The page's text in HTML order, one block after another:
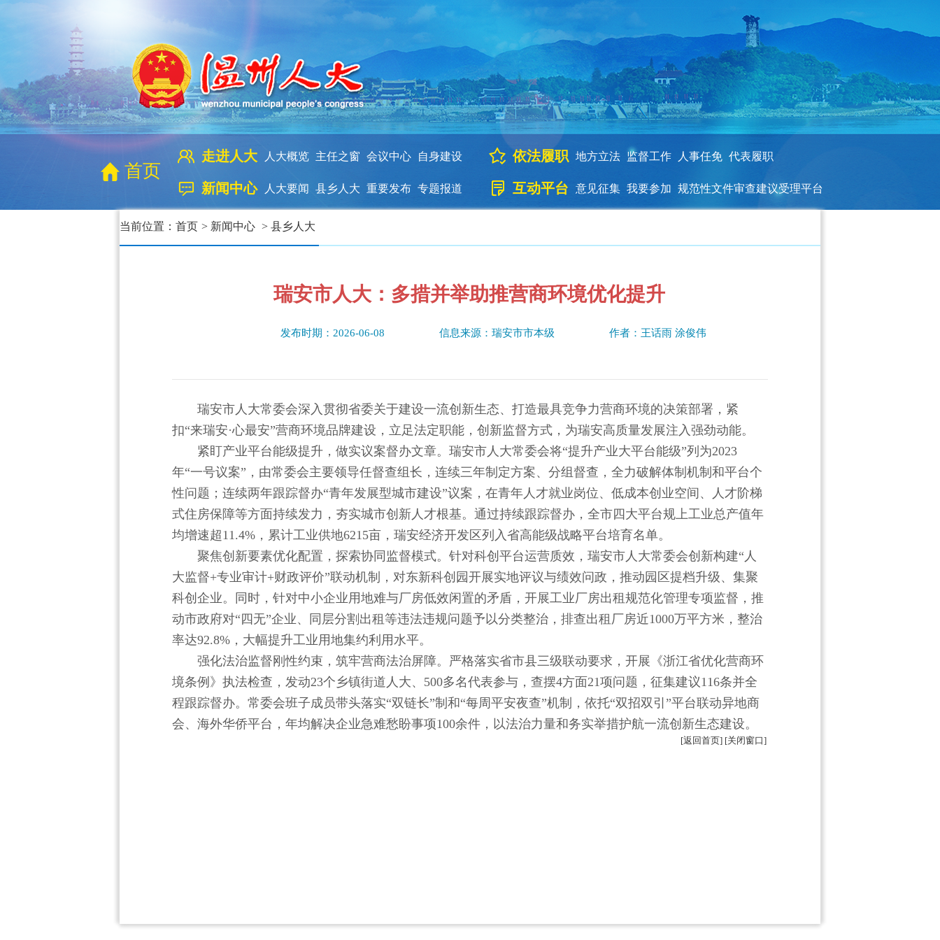
首页
走进人大 人大概览 主任之窗 会议中心 自身建设 依法履职 地方立法 监督工作 人事任免 代表履职
新闻中心 人大要闻 县乡人大 重要发布 专题报道 互动平台 意见征集 我要参加 规范性文件审查建议受理平台
当前位置： 首页 > 新闻中心 > 县乡人大
瑞安市人大：多措并举助推营商环境优化提升
发布时期：2026-06-08 信息来源：瑞安市市本级 作者：王话雨 涂俊伟
瑞安市人大常委会深入贯彻省委关于建设一流创新生态、打造最具竞争力营商环境的决策部署，紧
扣“来瑞安·心最安”营商环境品牌建设，立足法定职能，创新监督方式，为瑞安高质量发展注入强劲动能。
紧盯产业平台能级提升，做实议案督办文章。瑞安市人大常委会将“提升产业大平台能级”列为2023
年“一号议案”，由常委会主要领导任督查组长，连续三年制定方案、分组督查，全力破解体制机制和平台个
性问题；连续两年跟踪督办“青年发展型城市建设”议案，在青年人才就业岗位、低成本创业空间、人才阶梯
式住房保障等方面持续发力，夯实城市创新人才根基。通过持续跟踪督办，全市四大平台规上工业总产值年
均增速超11.4%，累计工业供地6215亩，瑞安经济开发区列入省高能级战略平台培育名单。
聚焦创新要素优化配置，探索协同监督模式。针对科创平台运营质效，瑞安市人大常委会创新构建“人
大监督+专业审计+财政评价”联动机制，对东新科创园开展实地评议与绩效问政，推动园区提档升级、集聚
科创企业。同时，针对中小企业用地难与厂房低效闲置的矛盾，开展工业厂房出租规范化管理专项监督，推
动市政府对“四无”企业、同层分割出租等违法违规问题予以分类整治，排查出租厂房近1000万平方米，整治
率达92.8%，大幅提升工业用地集约利用水平。
强化法治监督刚性约束，筑牢营商法治屏障。严格落实省市县三级联动要求，开展《浙江省优化营商环
境条例》执法检查，发动23个乡镇街道人大、500多名代表参与，查摆4方面21项问题，征集建议116条并全
程跟踪督办。常委会班子成员带头落实“双链长”制和“每周平安夜查”机制，依托“双招双引”平台联动异地商
会、海外华侨平台，年均解决企业急难愁盼事项100余件，以法治力量和务实举措护航一流创新生态建设。
[返回首页] [关闭窗口]